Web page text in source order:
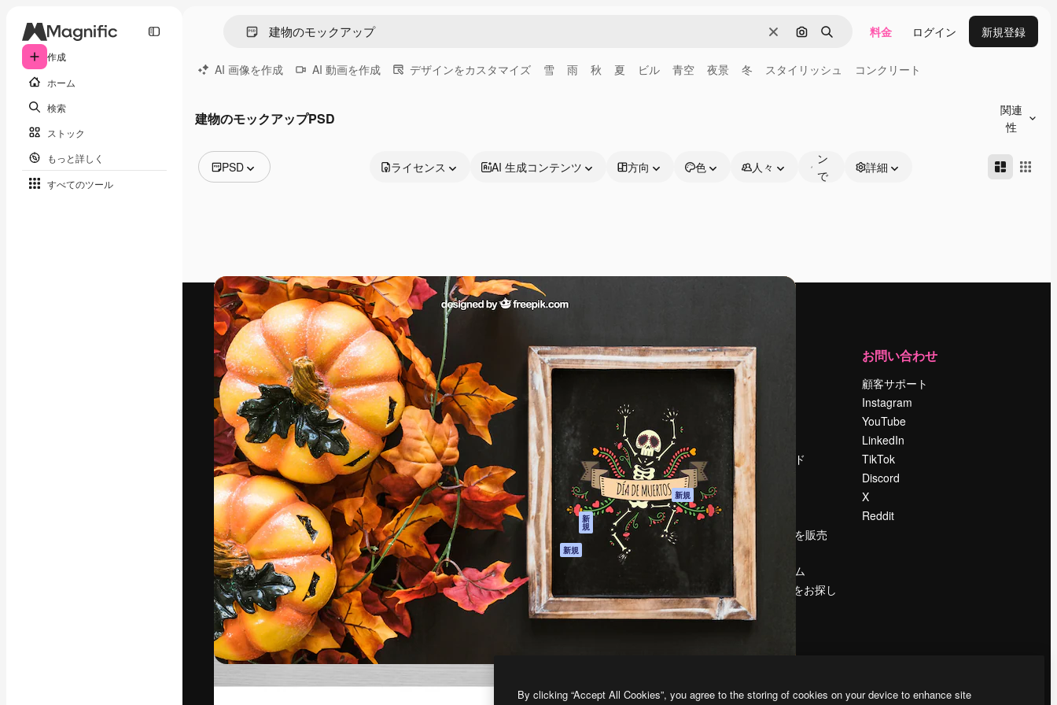
作成
ホーム
検索
ストック
もっと詳しく
すべてのツール
消去 画像で検索
検索 料金 ログイン 新規登録
AI 画像を作成 AI 動画を作成 デザインをカスタマイズ 雪 雨 秋 夏 ビル 青空 夜景 冬 スタイリッシュ コンクリート
建物のモックアップPSD
関連
性
PSD
動画
映像素材
モーショングラフィックス
動画テンプレート
アイコン
3D モデル
フォント
ライセンス AI 生成コンテンツ 方向 色 人々
ン
で
詳細
最高のクリエイティブ制作を導くためのプラ
ットフォーム。クリエイター、企業、代理
店、スタジオを含む100万人以上が利用して
います。
日本語
Spaces
AI アシスタント
AI 画像生成ツール
AI 動画生成ツール
AI 音声合成ツール
ストックコンテン
ツ
Claude/ChatGPT
向けMCP
新
規
エージェント 新規
API
モバイルアプリ
すべてのMagnificツ
はじめに
ドキュメント
サポート
利用規約
プライバシーポリ
シー
オリジナル 新規
クッキーポリシー
トラストセンター
アフィリエイト
運営
料金
会社概要
Reviews
採用情報
検索トレンド
ブログ
イベント
Slidesgo
コンテンツを販売
する
プレスルーム
magnific.aiをお探し
ですか？
お問い合わせ
顧客サポート
Instagram
YouTube
LinkedIn
TikTok
Discord
X
Reddit
By clicking “Accept All Cookies”, you agree to the storing of cookies on your device to enhance site